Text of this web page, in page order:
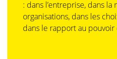
: dans l’entreprise, dans la
organisations, dans les
dans le rapport au pouvoir